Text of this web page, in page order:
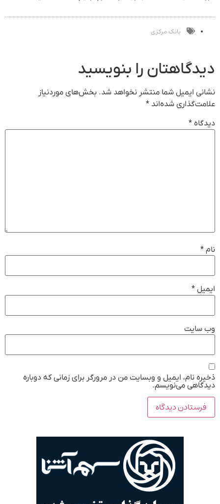
ثبت کن
امشب)
بانک مرکزی
دیدگاهتان را بنویسید
نشانی ایمیل شما منتشر نخواهد شد. بخش‌های موردنیاز
علامت‌گذاری شده‌اند *
دیدگاه *
نام *
ایمیل *
وب‌ سایت
ذخیره نام، ایمیل و وبسایت من در مرورگر برای زمانی که دوباره
دیدگاهی می‌نویسم.